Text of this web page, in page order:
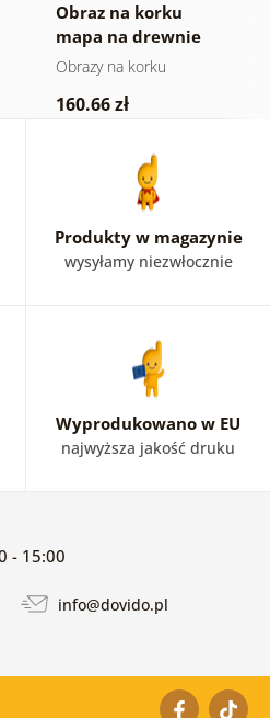
Obraz na korku
mapa na drewnie
Obrazy na korku
160.66 zł
Produkty w magazynie
wysyłamy niezwłocznie
Wyprodukowano w EU
najwyższa jakość druku
- 15:00
info@dovido.pl